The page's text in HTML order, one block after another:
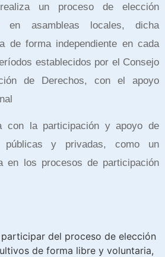
un proceso de elección
en asambleas locales, dicha
de forma independiente en cada
establecidos por el Consejo
de Derechos, con el apoyo
con la participación y apoyo de
públicas y privadas, como un
en los procesos de participación
del proceso de elección
de forma libre y voluntaria,